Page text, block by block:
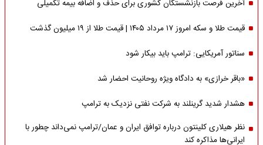
آخرین فرصت بازنشستگان کشوری برای حذف و اضافه بیمه تکمیلی
قیمت طلا و سکه امروز ۱۷ مرداد ۱۴۰۵ | قیمت طلا از ۱۹ میلیون گذشت
سناتور آمریکایی: ترامپ باید بیکار شود
«باقر خرازی» به دادگاه ویژه روحانیت احضار شد
هشدار شدید گرینلند به شرکت نفتی نزدیک به ترامپ
نظر هیلاری کلینتون درباره توافق ایران و عمان/ترامپ نمی‌داند چطور با
ایرانی‌ها مذاکره کند